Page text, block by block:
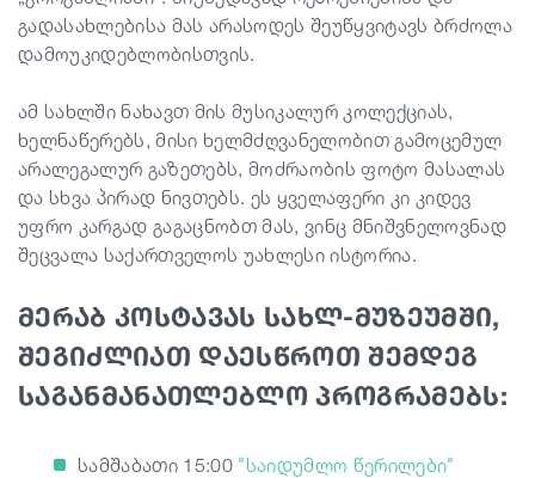
გადასახლებისა მას არასოდეს შეუწყვიტავს ბრძოლა
დამოუკიდებლობისთვის.
ამ სახლში ნახავთ მის მუსიკალურ კოლექციას,
ხელნაწერებს, მისი ხელმძღვანელობით გამოცემულ
არალეგალურ გაზეთებს, მოძრაობის ფოტო მასალას
და სხვა პირად ნივთებს. ეს ყველაფერი კი კიდევ
უფრო კარგად გაგაცნობთ მას, ვინც მნიშვნელოვნად
შეცვალა საქართველოს უახლესი ისტორია.
მერაბ კოსტავას სახლ-მუზეუმში,
შეგიძლიათ დაესწროთ შემდეგ
საგანმანათლებლო პროგრამებს:
სამშაბათი15:00 "საიდუმლო წერილები"